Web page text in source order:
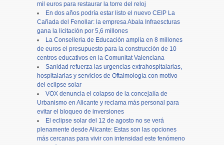
mil euros para restaurar la torre del reloj
En dos años podría estar listo el nuevo CEIP La
Cañada del Fenollar: la empresa Abala Infraescturas
gana la licitación por 5,6 millones
La Conselleria de Educación amplía en 8 millones
de euros el presupuesto para la construcción de 10
centros educativos en la Comunitat Valenciana
Sanidad refuerza las urgencias extrahospitalarias,
hospitalarias y servicios de Oftalmología con motivo
del eclipse solar
VOX denuncia el colapso de la concejalía de
Urbanismo en Alicante y reclama más personal para
evitar el bloqueo de inversiones
El eclipse solar del 12 de agosto no se verá
plenamente desde Alicante: Estas son las opciones
más cercanas para vivir con intensidad este fenómeno